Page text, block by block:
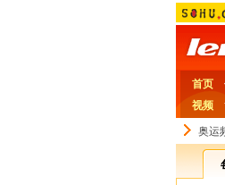
首页
视频
奥运